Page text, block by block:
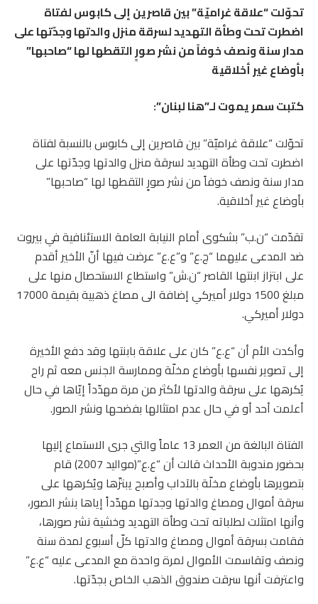
تحوّلت “علاقة غراميّة” بين قاصرين إلى كابوس لفتاة
اضطرت تحت وطأة التهديد لسرقة منزل والدتها وجدّتها على
مدار سنة ونصف خوفاً من نشر صورٍ التقطها لها “صاحبها”
بأوضاع غير أخلاقية
كتبت سمر يموت لـ”هنا لبنان”:
تحوّلت “علاقة غراميّة” بين قاصرين إلى كابوس بالنسبة لفتاة
اضطرت تحت وطأة التهديد لسرقة منزل والدتها وجدّتها على
مدار سنة ونصف خوفاً من نشر صورٍ التقطها لها “صاحبها”
بأوضاع غير أخلاقية.
تقدّمت “ن.ب” بشكوى أمام النيابة العامة الاستئنافية في بيروت
ضد المدعى عليهما “ج.ع” و”ع.ع” عرضت فيها أنّ الأخير أقدم
على ابتزاز ابنتها القاصر “ن.ش” واستطاع الاستحصال منها على
مبلغ 1500 دولار أميركي إضافة الى مصاغ ذهبية بقيمة 17000
دولار أميركي.
وأكدت الأم أن “ع.ع” كان على علاقة بابنتها وقد دفع الأخيرة
إلى تصوير نفسها بأوضاع مخلّة وممارسة الجنس معه ثم راح
يُكرهها على سرقة والدتها لأكثر من مرة مهدّداً إيّاها في حال
أعلمت أحد أو في حال عدم امتثالها بفضحها ونشر الصور.
الفتاة البالغة من العمر 13 عاماً والتي جرى الاستماع إليها
بحضور مندوبة الأحداث قالت أن “ع.ع”(مواليد 2007) قام
بتصويرها بأوضاع مخلّة بالآداب وأصبح يبتزّها ويُكرهها على
سرقة أموال ومصاغ والدتها وجدتها مهدّداً إياها بنشر الصور،
وأنها امتثلت لطلباته تحت وطأة التهديد وخشية نشر صورها،
فقامت بسرقة أموال ومصاغ والدتها كلّ أسبوع لمدة سنة
ونصف وتقاسمت الأموال لمرة واحدة مع المدعى عليه “ع.ع”
واعترفت أنها سرقت صندوق الذهب الخاص بجدّتها.